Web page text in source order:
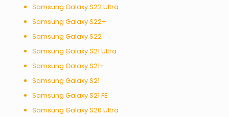
Samsung Galaxy S22 Ultra
Samsung Galaxy S22+
Samsung Galaxy S22
Samsung Galaxy S21 Ultra
Samsung Galaxy S21+
Samsung Galaxy S21
Samsung Galaxy S21 FE
Samsung Galaxy S20 Ultra